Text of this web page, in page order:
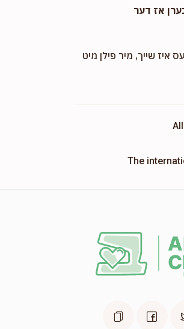
אז דער
איז שייך, מיר פילן מיט
The